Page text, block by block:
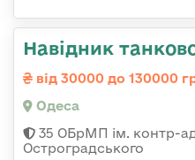
Навідник
від 30000 до 130000
Одеса
35 ОБрМП ім. контр-
Остроградського